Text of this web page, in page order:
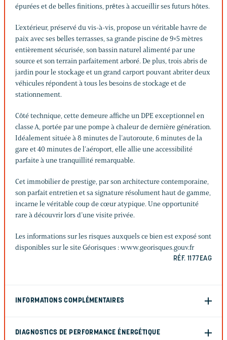
épurées et de belles finitions, prêtes à accueillir ses futurs hôtes.
L’extérieur, préservé du vis-à-vis, propose un véritable havre de
paix avec ses belles terrasses, sa grande piscine de 9×5 mètres
entièrement sécurisée, son bassin naturel alimenté par une
source et son terrain parfaitement arboré. De plus, trois abris de
jardin pour le stockage et un grand carport pouvant abriter deux
véhicules répondent à tous les besoins de stockage et de
stationnement.
Côté technique, cette demeure affiche un DPE exceptionnel en
classe A, portée par une pompe à chaleur de dernière génération.
Idéalement située à 8 minutes de l’autoroute, 6 minutes de la
gare et 40 minutes de l’aéroport, elle allie une accessibilité
parfaite à une tranquillité remarquable.
Cet immobilier de prestige, par son architecture contemporaine,
son parfait entretien et sa signature résolument haut de gamme,
incarne le véritable coup de cœur atypique. Une opportunité
rare à découvrir lors d’une visite privée.
Les informations sur les risques auxquels ce bien est exposé sont
disponibles sur le site Géorisques : www.georisques.gouv.fr
RÉF. 1177EAG
INFORMATIONS COMPLÉMENTAIRES
DIAGNOSTICS DE PERFORMANCE ÉNERGÉTIQUE